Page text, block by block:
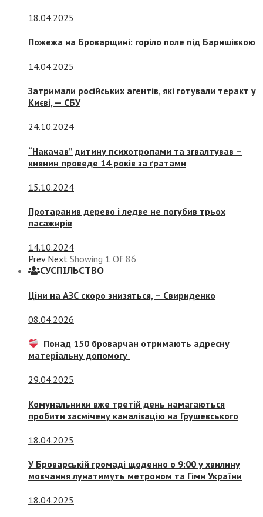
18.04.2025
Пожежа на Броварщині: горіло поле під Баришівкою
14.04.2025
Затримали російських агентів, які готували теракт у
Києві, — СБУ
24.10.2024
“Накачав” дитину психотропами та згвалтував –
киянин проведе 14 років за ґратами
15.10.2024
Протаранив дерево і ледве не погубив трьох
пасажирів
14.10.2024
Prev Next Showing 1 Of 86
СУСПIЛЬСТВО
Ціни на АЗС скоро знизяться, – Свириденко
08.04.2026
Понад 150 броварчан отримають адресну
матеріальну допомогу
29.04.2025
Комунальники вже третій день намагаються
пробити засмічену каналізацію на Грушевського
18.04.2025
У Броварській громаді щоденно о 9:00 у хвилину
мовчання лунатимуть метроном та Гімн України
18.04.2025